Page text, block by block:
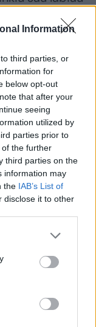
Information
third parties, or
for
below opt-out
that after your
seeing
utilized by
parties prior to
the further
third parties on the
information may
the IAB’s List of
disclose it to other
yra gerai ir ką
labiau
tikslų ir
Tad
tik iš meilės
(47
neištesi.
dieną,
Kam laukti